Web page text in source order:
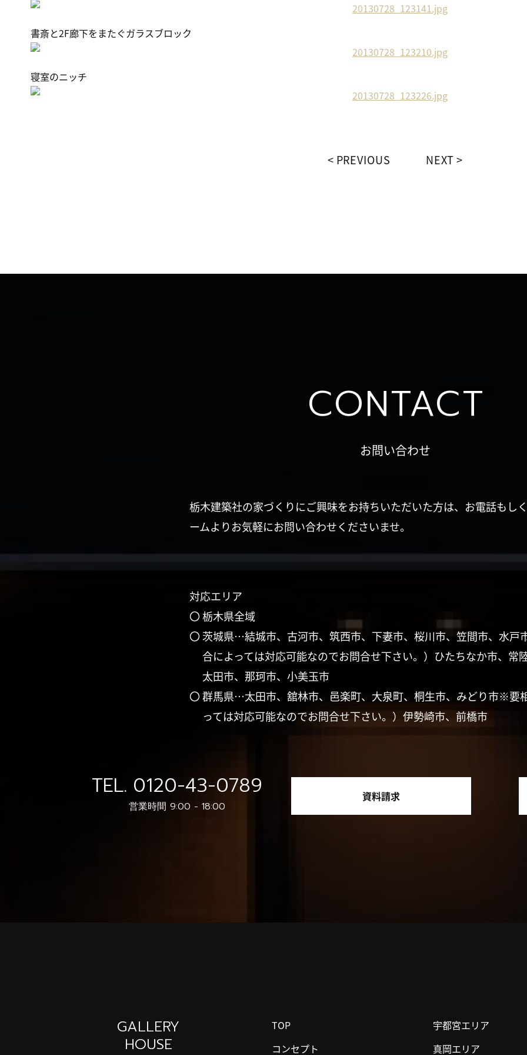
書斎と2F廊下をまたぐガラスブロック
寝室のニッチ
PREVIOUS NEXT
CONTACT
お問い合わせ
栃木建築社の家づくりにご興味をお持ちいただいた方は、お電話もし
ームよりお気軽にお問い合わせくださいませ。
対応エリア
〇 栃木県全域
〇 茨城県…結城市、古河市、筑西市、下妻市、桜川市、笠間市、水
合によっては対応可能なのでお問合せ下さい。）ひたちなか市、常
太田市、那珂市、小美玉市
〇 群馬県…太田市、舘林市、邑楽町、大泉町、桐生市、みどり市※要
っては対応可能なのでお問合せ下さい。）伊勢崎市、前橋市
TEL. 0120-43-0789
営業時間 9:00 - 18:00
資料請求
GALLERY
HOUSE
TOP
コンセプト
宇都宮エリア
真岡エリア